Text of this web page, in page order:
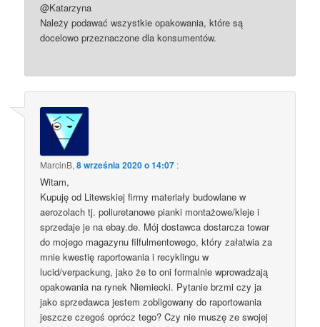
@Katarzyna
Należy podawać wszystkie opakowania, które są
docelowo przeznaczone dla konsumentów.
MarcinB,8 września 2020 o 14:07 :
Witam,
Kupuję od Litewskiej firmy materiały budowlane w
aerozolach tj. poliuretanowe pianki montażowe/kleje i
sprzedaje je na ebay.de. Mój dostawca dostarcza towar
do mojego magazynu filfulmentowego, który załatwia za
mnie kwestię raportowania i recyklingu w
lucid/verpackung, jako że to oni formalnie wprowadzają
opakowania na rynek Niemiecki. Pytanie brzmi czy ja
jako sprzedawca jestem zobligowany do raportowania
jeszcze czegoś oprócz tego? Czy nie muszę ze swojej